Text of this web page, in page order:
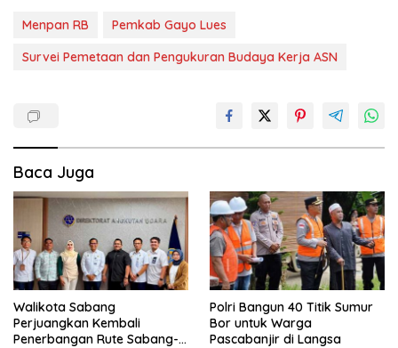
Menpan RB
Pemkab Gayo Lues
Survei Pemetaan dan Pengukuran Budaya Kerja ASN
Baca Juga
Walikota Sabang
Perjuangkan Kembali
Penerbangan Rute Sabang-
Polri Bangun 40 Titik Sumur
Bor untuk Warga
Pascabanjir di Langsa